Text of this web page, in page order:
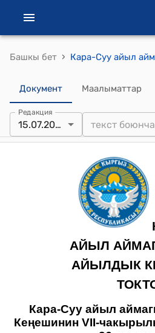
Башкы бет ›
Документ Маалыматтар
Редакция
15.07.2024